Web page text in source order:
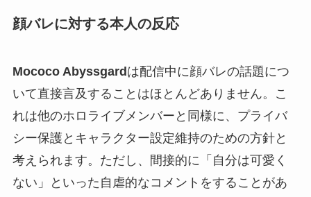
顔バレに対する本人の反応
Mococo Abyssgard は配信中に顔バレの話題につ
いて直接言及することはほとんどありません。こ
れは他のホロライブメンバーと同様に、プライバ
シー保護とキャラクター設定維持のための方針と
考えられます。ただし、間接的に「自分は可愛く
ない」といった自虐的なコメントをすることがあ